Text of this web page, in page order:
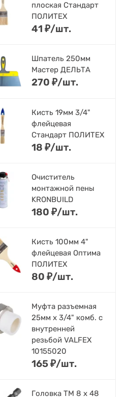
плоская Стандарт
ПОЛИТЕХ
41 ₽/шт.
Шпатель 250мм
Мастер ДЕЛЬТА
270 ₽/шт.
Кисть 19мм 3/4"
флейцевая
Стандарт ПОЛИТЕХ
18 ₽/шт.
Очиститель
монтажной пены
KRONBUILD
180 ₽/шт.
Кисть 100мм 4"
флейцевая Оптима
ПОЛИТЕХ
80 ₽/шт.
Муфта разъемная
25мм х 3/4" комб. с
внутренней
резьбой VALFEX
10155020
165₽/шт.
Головка ТМ 8 х 48